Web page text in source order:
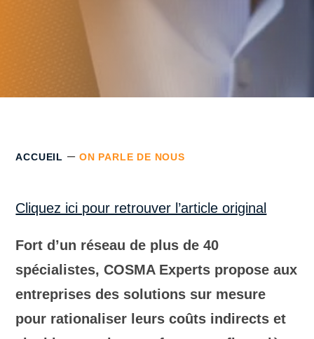
ACCUEIL –ON PARLE DE NOUS
Cliquez ici pour retrouver l’article original
Fort d’un réseau de plus de 40
spécialistes, COSMA Experts propose aux
entreprises des solutions sur mesure
pour rationaliser leurs coûts indirects et